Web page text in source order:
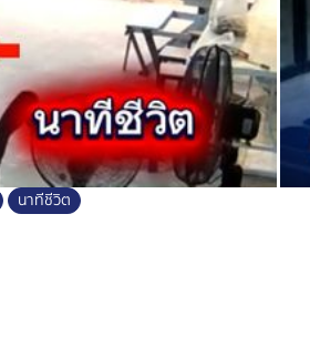
นาทีชีวิต